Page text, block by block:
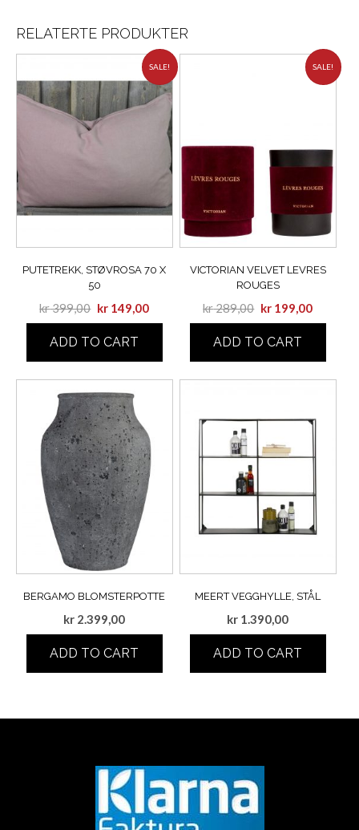
RELATERTE PRODUKTER
SALE!
PUTETREKK, STØVROSA 70 X
50
kr399,00 kr 149,00
ADD TO CART
SALE!
VICTORIAN VELVET LEVRES
ROUGES
kr289,00 kr 199,00
ADD TO CART
BERGAMO BLOMSTERPOTTE
kr 2.399,00
ADD TO CART
MEERT VEGGHYLLE, STÅL
kr 1.390,00
ADD TO CART